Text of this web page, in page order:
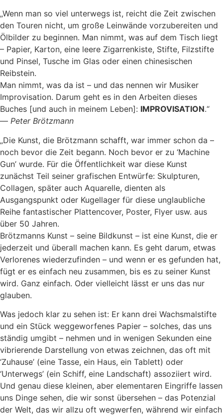
„Wenn man so viel unterwegs ist, reicht die Zeit zwischen
den Touren nicht, um große Leinwände vorzubereiten und
Ölbilder zu beginnen. Man nimmt, was auf dem Tisch liegt
– Papier, Karton, eine leere Zigarrenkiste, Stifte, Filzstifte
und Pinsel, Tusche im Glas oder einen chinesischen
Reibstein.
Man nimmt, was da ist – und das nennen wir Musiker
Improvisation. Darum geht es in den Arbeiten dieses
Buches [und auch in meinem Leben]: IMPROVISATION.“
— Peter Brötzmann
„Die Kunst, die Brötzmann schafft, war immer schon da –
noch bevor die Zeit begann. Noch bevor er zu ‘Machine
Gun’ wurde. Für die Öffentlichkeit war diese Kunst
zunächst Teil seiner grafischen Entwürfe: Skulpturen,
Collagen, später auch Aquarelle, dienten als
Ausgangspunkt oder Kugellager für diese unglaubliche
Reihe fantastischer Plattencover, Poster, Flyer usw. aus
über 50 Jahren.
Brötzmanns Kunst – seine Bildkunst – ist eine Kunst, die er
jederzeit und überall machen kann. Es geht darum, etwas
Verlorenes wiederzufinden – und wenn er es gefunden hat,
fügt er es einfach neu zusammen, bis es zu seiner Kunst
wird. Ganz einfach. Oder vielleicht lässt er uns das nur
glauben.
Was jedoch klar zu sehen ist: Er kann drei Wachsmalstifte
und ein Stück weggeworfenes Papier – solches, das uns
ständig umgibt – nehmen und in wenigen Sekunden eine
vibrierende Darstellung von etwas zeichnen, das oft mit
‘Zuhause’ (eine Tasse, ein Haus, ein Tablett) oder
‘Unterwegs’ (ein Schiff, eine Landschaft) assoziiert wird.
Und genau diese kleinen, aber elementaren Eingriffe lassen
uns Dinge sehen, die wir sonst übersehen – das Potenzial
der Welt, das wir allzu oft wegwerfen, während wir einfach